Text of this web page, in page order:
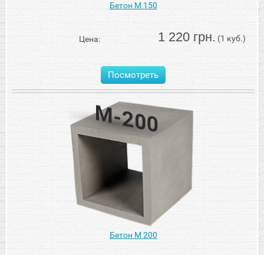
Бетон М 150
Цена: 1 220 грн. (1 куб.)
Посмотреть
Бетон М 200